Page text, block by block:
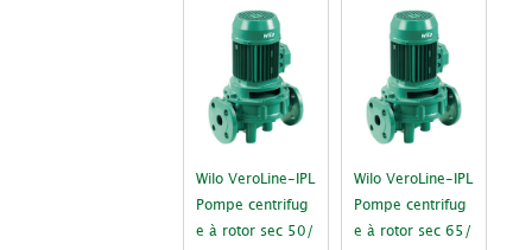
Wilo VeroLine-IPL
Pompe centrifug
e à rotor sec 50/
Wilo VeroLine-IPL
Pompe centrifug
e à rotor sec 65/